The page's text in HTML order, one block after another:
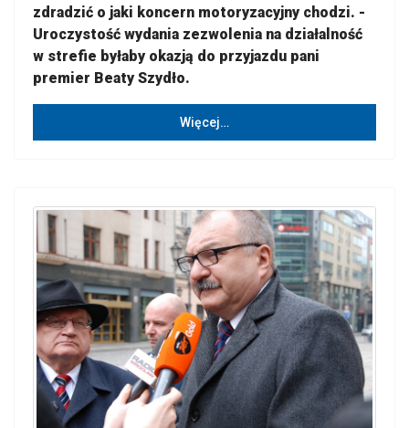
zdradzić o jaki koncern motoryzacyjny chodzi. -
Uroczystość wydania zezwolenia na działalność
w strefie byłaby okazją do przyjazdu pani
premier Beaty Szydło.
Więcej…